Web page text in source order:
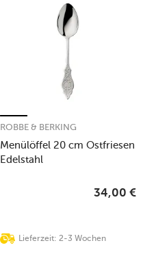
Menülöffel 20 cm Ostfriesen
Edelstahl
ROBBE & BERKING
Lieferzeit: 2-3 Wochen
34,00 €